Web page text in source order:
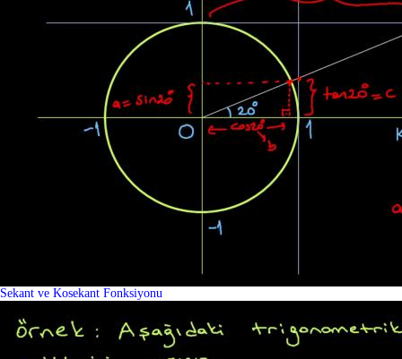
Sekant ve Kosekant Fonksiyonu